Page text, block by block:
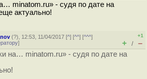
minatom.ru» - судя по дате на
актуально!
(?), 12:53, 11/04/2017 [^] [^^] [^^^]
]
+1
+ / –
на… minatom.ru» - судя по дате на